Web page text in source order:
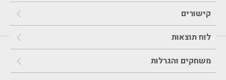
קישורים
לוח תוצאות
משחקים והגרלות